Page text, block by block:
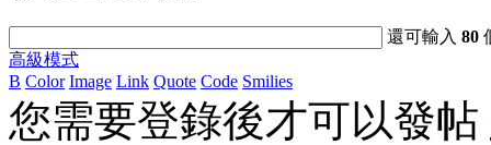
還可輸入80
高級模式
B Color Image Link Quote Code Smilies
您需要登錄後才可以發帖